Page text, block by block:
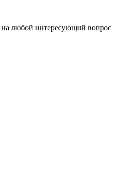
любой интересующий вопрос